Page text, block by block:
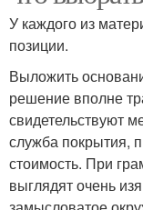
У каждого из
позиции.
Выложить
решение вполне
свидетельствуют
служба покрытия,
стоимость. При
выглядят очень